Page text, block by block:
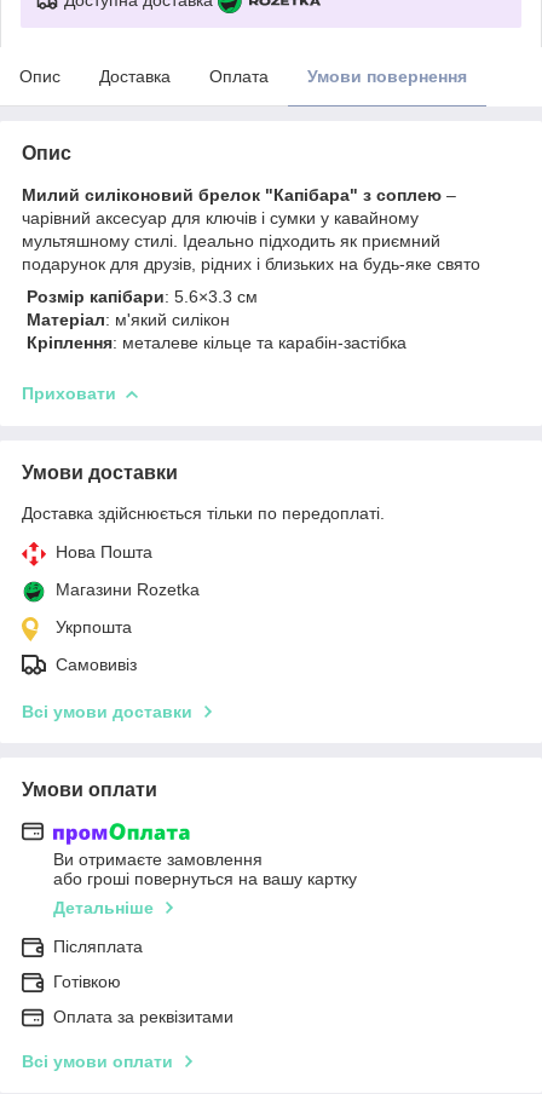
Опис Доставка Оплата Умови повернення
Опис
Милий силіконовий брелок "Капібара" з соплею –
чарівний аксесуар для ключів і сумки у кавайному
мультяшному стилі. Ідеально підходить як приємний
подарунок для друзів, рідних і близьких на будь-яке свято
Розмір капібари: 5.6×3.3 см
Матеріал: м'який силікон
Кріплення: металеве кільце та карабін-застібка
Приховати
Умови доставки
Доставка здійснюється тільки по передоплаті.
Нова Пошта
Магазини Rozetka
Укрпошта
Самовивіз
Всі умови доставки
Умови оплати
Ви отримаєте замовлення
або гроші повернуться на вашу картку
Детальніше
Післяплата
Готівкою
Оплата за реквізитами
Всі умови оплати